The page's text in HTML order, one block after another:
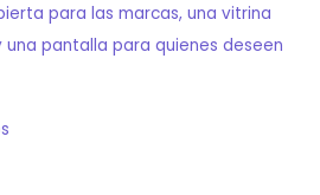
para las marcas, una vitrina
pantalla para quienes deseen